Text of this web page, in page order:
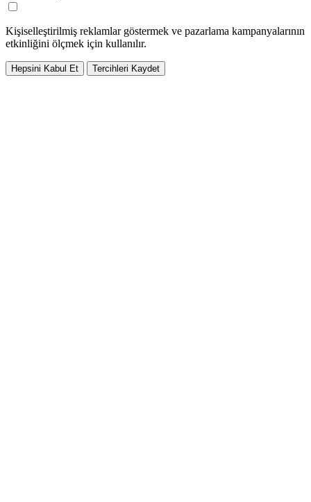
Kişiselleştirilmiş reklamlar göstermek ve pazarlama kampanyalarının
etkinliğini ölçmek için kullanılır.
Hepsini Kabul Et Tercihleri Kaydet